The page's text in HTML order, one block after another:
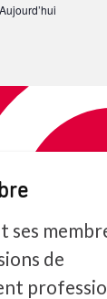
Aujourd’hui
ses
de